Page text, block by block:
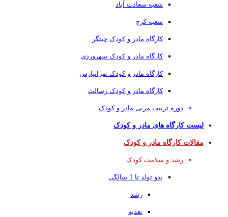
شعبه سعادت آباد
شعبه کرج
کارگاه مادر و کودک چیتگر
کارگاه مادر و کودک سهروردی
کارگاه مادر و کودک تهرانپارس
کارگاه مادر و کودک رسالت
دوره تربیت مربی مادر و کودک
لیست کارگاه های مادر و کودک
مقالات کارگاه مادر و کودک
رشد و سلامت کودک
بدو تولد تا 1 سالگی
رشد
تغذیه